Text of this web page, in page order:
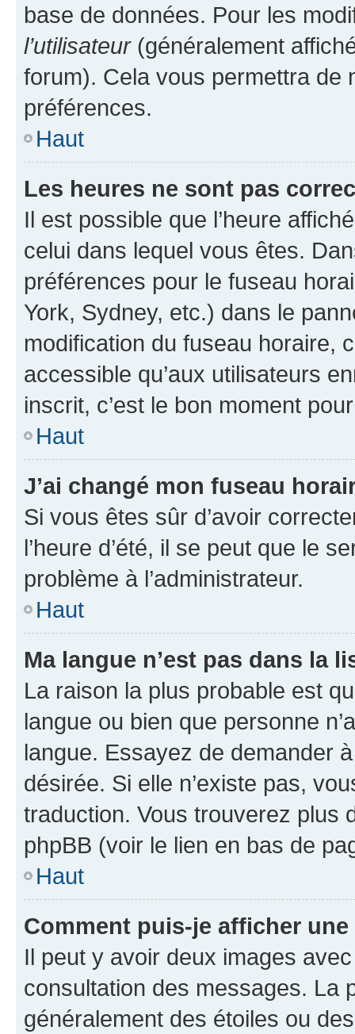
base de données. Pour les
l’utilisateur(généralement
forum). Cela vous permettra de
préférences.
Haut
Les heures ne sont pas
Il est possible que l’heure
celui dans lequel vous êtes.
préférences pour le fuseau
York, Sydney, etc.) dans le
modification du fuseau horaire,
accessible qu’aux utilisateurs
inscrit, c’est le bon moment
Haut
J’ai changé mon fuseau
Si vous êtes sûr d’avoir
l’heure d’été, il se peut que le
problème à l’administrateur.
Haut
Ma langue n’est pas dans la
La raison la plus probable est
langue ou bien que personne
langue. Essayez de demander
désirée. Si elle n’existe pas,
traduction. Vous trouverez plus
phpBB (voir le lien en bas de
Haut
Comment puis-je afficher
Il peut y avoir deux images
consultation des messages. La
généralement des étoiles ou